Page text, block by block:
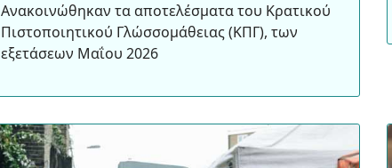
Ανακοινώθηκαν τα αποτελέσματα του Κρατικού
Πιστοποιητικού Γλώσσομάθειας (ΚΠΓ), των
εξετάσεων Μαΐου 2026